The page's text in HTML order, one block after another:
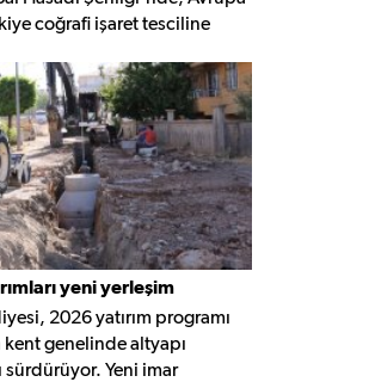
coğrafi işaret tesciline
Programa YÖKAK Başkanı
Kocabıçak ile çok sayıda
katıldı.
yeni yerleşim
2026 yatırım programı
kent genelinde altyapı
sürdürüyor. Yeni imar